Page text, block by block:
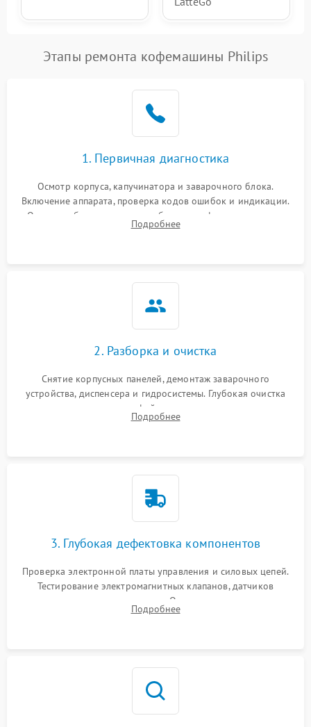
Этапы ремонта кофемашины Philips
1. Первичная диагностика
Осмотр корпуса, капучинатора и заварочного блока.
Включение аппарата, проверка кодов ошибок и индикации.
Оценка работы помпы, термоблока и кофемолки на слух.
Измерение температуры и давления воды для выявления
Подробнее
2. Разборка и очистка
Снятие корпусных панелей, демонтаж заварочного
устройства, диспенсера и гидросистемы. Глубокая очистка
внутренних узлов от кофейных масел, жмыха и накипи.
Промывка дренажных каналов и фильтров с использованием
Подробнее
3. Глубокая дефектовка компонентов
Проверка электронной платы управления и силовых цепей.
Тестирование электромагнитных клапанов, датчиков
температуры и расходомера. Оценка степени износа
жерновов кофемолки, уплотнительных колец гидросистемы
Подробнее